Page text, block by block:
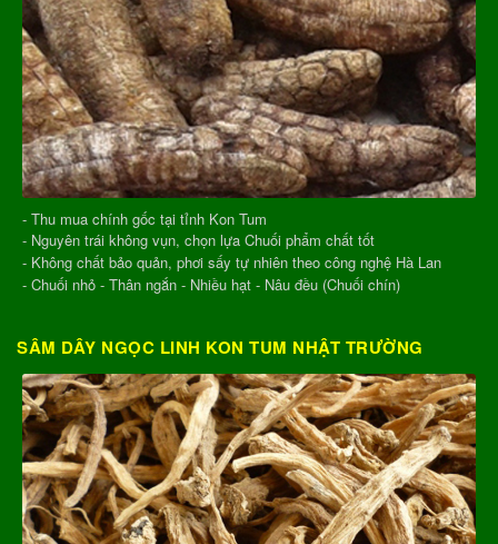
- Thu mua chính gốc tại tỉnh Kon Tum
- Nguyên trái không vụn, chọn lựa Chuối phẩm chất tốt
- Không chất bảo quản, phơi sấy tự nhiên theo công nghệ Hà Lan
- Chuối nhỏ - Thân ngắn - Nhiều hạt - Nâu đều (Chuối chín)
SÂM DÂY NGỌC LINH KON TUM NHẬT TRƯỜNG